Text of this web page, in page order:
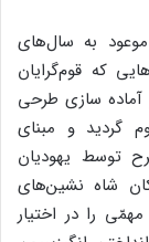
به سال‌های
که قوم‌گرایان
آماده سازی طرحی
گردید و مبنای
توسط یهودیان
شاه نشین‌های
را در اختیار